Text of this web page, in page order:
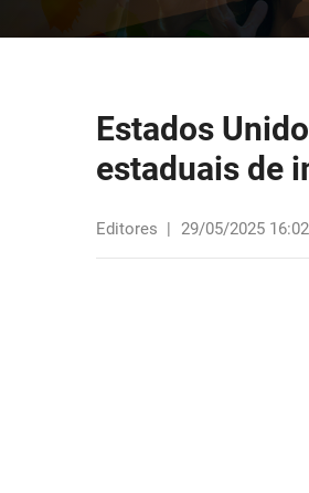
Estados
estaduais de
Editores | 29/05/2025 16:02